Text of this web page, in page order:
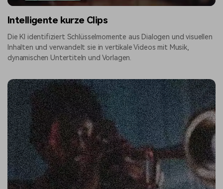
Intelligente kurze Clips
Die KI identifiziert Schlüsselmomente aus Dialogen und visuellen
Inhalten und verwandelt sie in vertikale Videos mit Musik,
dynamischen Untertiteln und Vorlagen.